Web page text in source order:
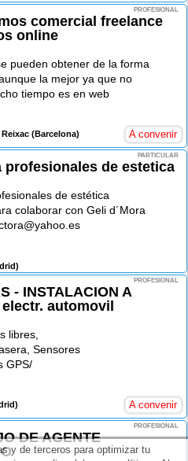
PROFESIONAL
comercial freelance
online
pueden obtener de la forma
la mejor ya que no
tiempo es en web
(Barcelona) A convenir
PARTICULAR
profesionales de estetica
de estética
colaborar con Geli d´Mora
PROFESIONAL
- INSTALACION A
electr. automovil
libres,
Sensores
GPS/
A convenir
PROFESIONAL
DE AGENTE
y de terceros para optimizar tu